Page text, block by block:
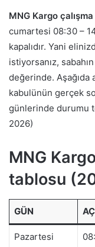
MNG Kargo
cumartesi 08:30 –
kapalıdır. Yani
istiyorsanız,
değerinde. Aşağıda
kabulünün gerçek
günlerinde durumu
2026)
MNG
tablosu
GÜN
Pazartesi